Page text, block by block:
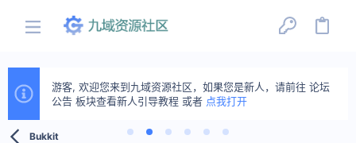
游客, 欢迎您来到九域资源社区，如果您是新人，请前往 论坛
公告 板块查看新人引导教程 或者 点我打开
Bukkit